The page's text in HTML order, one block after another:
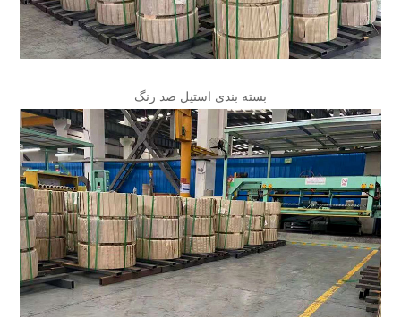
بسته بندی استیل ضد زنگ